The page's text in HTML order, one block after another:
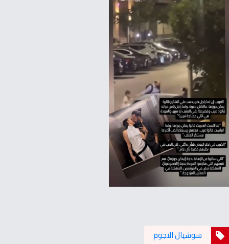
سوشيال النجوم